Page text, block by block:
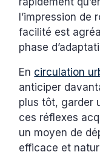
l’impression de
facilité est
phase
En circulation
anticiper
plus tôt, garder
ces réflexes
un moyen de
efficace et